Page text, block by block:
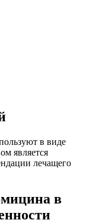
в виде
является
лечащего
в